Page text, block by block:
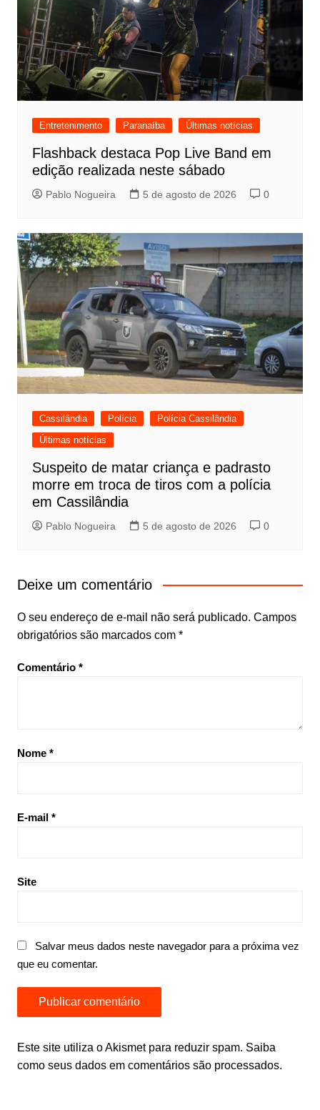
Entretenimento Paranaíba Últimas notícias
Flashback destaca Pop Live Band em
edição realizada neste sábado
Pablo Nogueira 5 de agosto de 2026 0
Cassilândia Polícia
Polícia Cassilândia
Últimas notícias
Suspeito de matar criança e padrasto
morre em troca de tiros com a polícia
em Cassilândia
Pablo Nogueira 5 de agosto de 2026 0
Deixe um comentário
O seu endereço de e-mail não será publicado. Campos
obrigatórios são marcados com *
Comentário *
Nome *
E-mail *
Site
Salvar meus dados neste navegador para a próxima vez
que eu comentar.
Este site utiliza o Akismet para reduzir spam. Saiba
como seus dados em comentários são processados.